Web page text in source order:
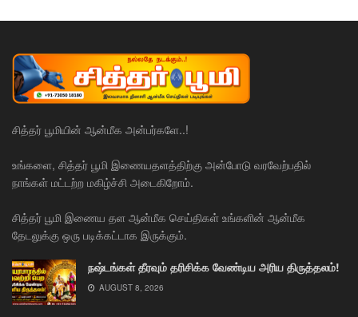
சித்தர் பூமியின் ஆன்மீக அன்பர்களே..!
உங்களை, சித்தர் பூமி இணையதளத்திற்கு அன்போடு வரவேற்பதில்
நாங்கள் மட்டற்ற மகிழ்ச்சி அடைகிறோம்.
சித்தர் பூமி இணைய தள ஆன்மீக செய்திகள் உங்களின் ஆன்மீக
தேடலுக்கு ஒரு படிக்கட்டாக இருக்கும்.
நஷ்டங்கள் தீரவும் தரிசிக்க வேண்டிய அரிய திருத்தலம்!
AUGUST 8, 2026